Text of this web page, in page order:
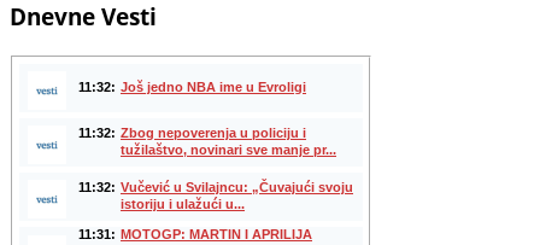
Dnevne Vesti